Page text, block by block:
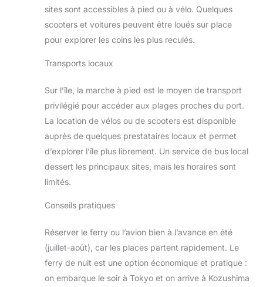
sites sont accessibles à pied ou à vélo. Quelques
scooters et voitures peuvent être loués sur place
pour explorer les coins les plus reculés.
Transports locaux
Sur l’île, la marche à pied est le moyen de transport
privilégié pour accéder aux plages proches du port.
La location de vélos ou de scooters est disponible
auprès de quelques prestataires locaux et permet
d’explorer l’île plus librement. Un service de bus local
dessert les principaux sites, mais les horaires sont
limités.
Conseils pratiques
Réserver le ferry ou l’avion bien à l’avance en été
(juillet-août), car les places partent rapidement. Le
ferry de nuit est une option économique et pratique :
on embarque le soir à Tokyo et on arrive à Kozushima